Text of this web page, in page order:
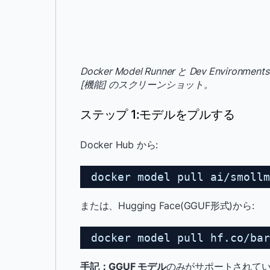
Docker Model Runner と Dev
[機能] のスクリーンショット。
ステップ 1:モデルをプルする
Docker Hub から:
docker model pull ai/
または、Hugging Face(GGUF形式)から:
docker model pull hf.co/
手記：GGUF モデルのみがサポートされて